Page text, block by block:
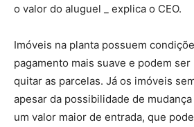
o valor do aluguel _ explica o CEO.
Imóveis na planta possuem
pagamento mais suave e podem
quitar as parcelas. Já os imóveis
apesar da possibilidade de
um valor maior de entrada, que